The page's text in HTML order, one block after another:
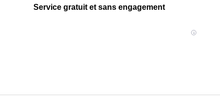
Service gratuit et sans engagement